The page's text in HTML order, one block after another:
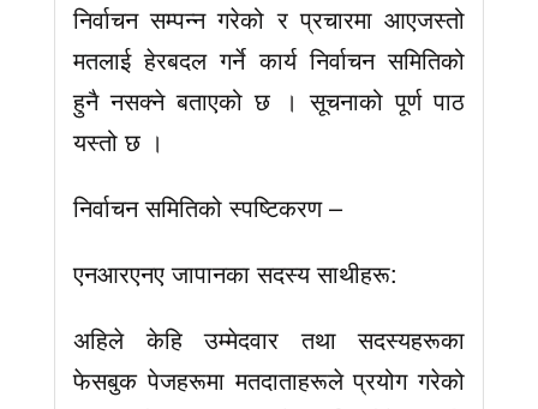
निर्वाचन सम्पन्न गरेको र प्रचारमा आएजस्तो
मतलाई हेरबदल गर्ने कार्य निर्वाचन समितिको
हुनै नसक्ने बताएको छ । सूचनाको पूर्ण पाठ
यस्तो छ ।
निर्वाचन समितिको स्पष्टिकरण –
एनआरएनए जापानका सदस्य साथीहरू:
अहिले केहि उम्मेदवार तथा सदस्यहरूका
फेसबुक पेजहरूमा मतदाताहरूले प्रयोग गरेको